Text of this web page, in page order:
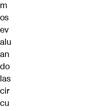
m
os
ev
alu
an
do
las
cir
cu